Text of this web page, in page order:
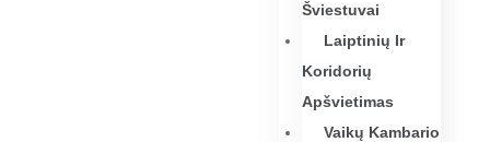
Šviestuvai
Laiptinių Ir
Koridorių
Apšvietimas
Vaikų Kambario